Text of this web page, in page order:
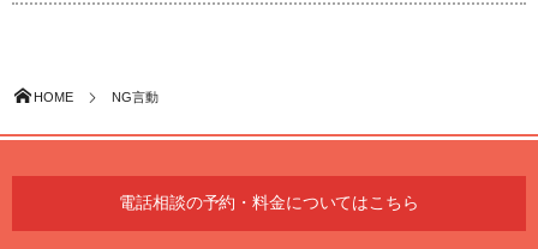
HOME NG言動
電話相談の予約・料金についてはこちら